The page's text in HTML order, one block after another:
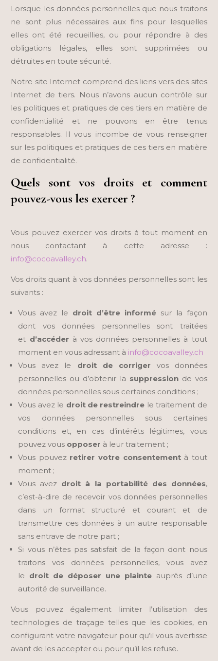
Lorsque les données personnelles que nous traitons
ne sont plus nécessaires aux fins pour lesquelles
elles ont été recueillies, ou pour répondre à des
obligations légales, elles sont supprimées ou
détruites en toute sécurité.
Notre site Internet comprend des liens vers des sites
Internet de tiers. Nous n’avons aucun contrôle sur
les politiques et pratiques de ces tiers en matière de
confidentialité et ne pouvons en être tenus
responsables. Il vous incombe de vous renseigner
sur les politiques et pratiques de ces tiers en matière
de confidentialité.
Quels sont vos droits et comment
pouvez-vous les exercer ?
Vous pouvez exercer vos droits à tout moment en
nous contactant à cette adresse :
info@cocoavalley.ch.
Vos droits quant à vos données personnelles sont les
suivants :
Vous avez le droit d’être informé sur la façon
dont vos données personnelles sont traitées
et d’accéder à vos données personnelles à tout
moment en vous adressant à info@cocoavalley.ch
Vous avez le droit de corriger vos données
personnelles ou d’obtenir la suppressionde vos
données personnelles sous certaines conditions ;
Vous avez le droit de restreindre le traitement de
vos données personnelles sous certaines
conditions et, en cas d’intérêts légitimes, vous
pouvez vous opposer à leur traitement ;
Vous pouvez retirer votre consentementà tout
moment ;
Vous avez droit à la portabilité des données,
c’est-à-dire de recevoir vos données personnelles
dans un format structuré et courant et de
transmettre ces données à un autre responsable
sans entrave de notre part ;
Si vous n’êtes pas satisfait de la façon dont nous
traitons vos données personnelles, vous avez
le droit de déposer une plainteauprès d’une
autorité de surveillance.
Vous pouvez également limiter l’utilisation des
technologies de traçage telles que les cookies, en
configurant votre navigateur pour qu’il vous avertisse
avant de les accepter ou pour qu’il les refuse.